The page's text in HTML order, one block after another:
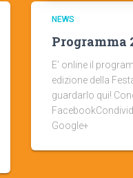
NEWS
Programma
E’ online il
edizione della
guardarlo qui!
Google+